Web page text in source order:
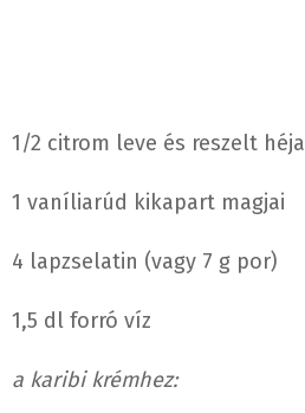
1/2 citrom leve és reszelt héja
1 vaníliarúd kikapart magjai
4 lapzselatin (vagy 7 g por)
1,5 dl forró víz
a karibi krémhez: